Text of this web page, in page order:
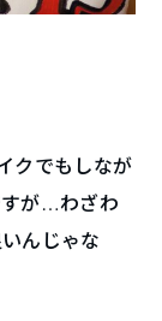
クでもしなが
すが…わざわ
んじゃな